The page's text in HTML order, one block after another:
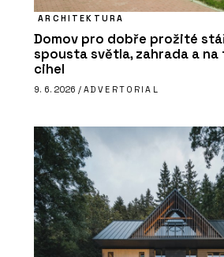
ARCHITEKTURA
Domov pro dobře prožité
spousta světla, zahrada a na
cihel
9. 6. 2026 / ADVERTORIAL